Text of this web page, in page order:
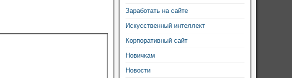
Заработать на сайте
Искусственный интеллект
Корпоративный сайт
Новичкам
Новости